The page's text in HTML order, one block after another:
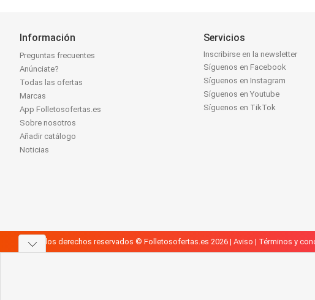
Información
Preguntas frecuentes
Anúnciate?
Todas las ofertas
Marcas
App Folletosofertas.es
Sobre nosotros
Añadir catálogo
Noticias
Servicios
Inscribirse en la newsletter
Síguenos en Facebook
Síguenos en Instagram
Síguenos en Youtube
Síguenos en TikTok
Todos los derechos reservados © Folletosofertas.es 2026 | Aviso | Términos y